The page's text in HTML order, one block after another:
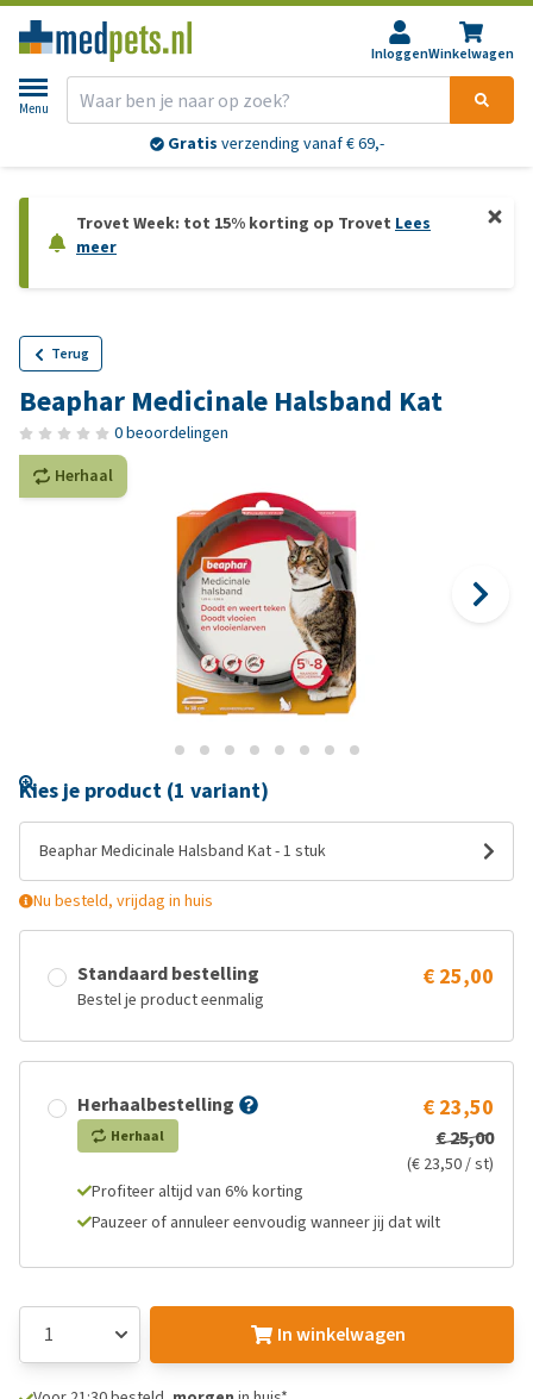
InloggenWinkelwagen
Menu
Gratis verzending vanaf € 69,-
Trovet Week: tot 15% korting op Trovet Lees
meer
Terug
Beaphar Medicinale Halsband Kat
0 beoordelingen
Herhaal
Kies je product (1 variant)
Beaphar Medicinale Halsband Kat - 1 stuk
Nu besteld, vrijdag in huis
Standaard bestelling
Bestel je product eenmalig
€ 25,00
Herhaalbestelling
Herhaal
€ 23,50
€ 25,00
(€ 23,50 / st)
Profiteer altijd van 6% korting
Pauzeer of annuleer eenvoudig wanneer jij dat wilt
In winkelwagen